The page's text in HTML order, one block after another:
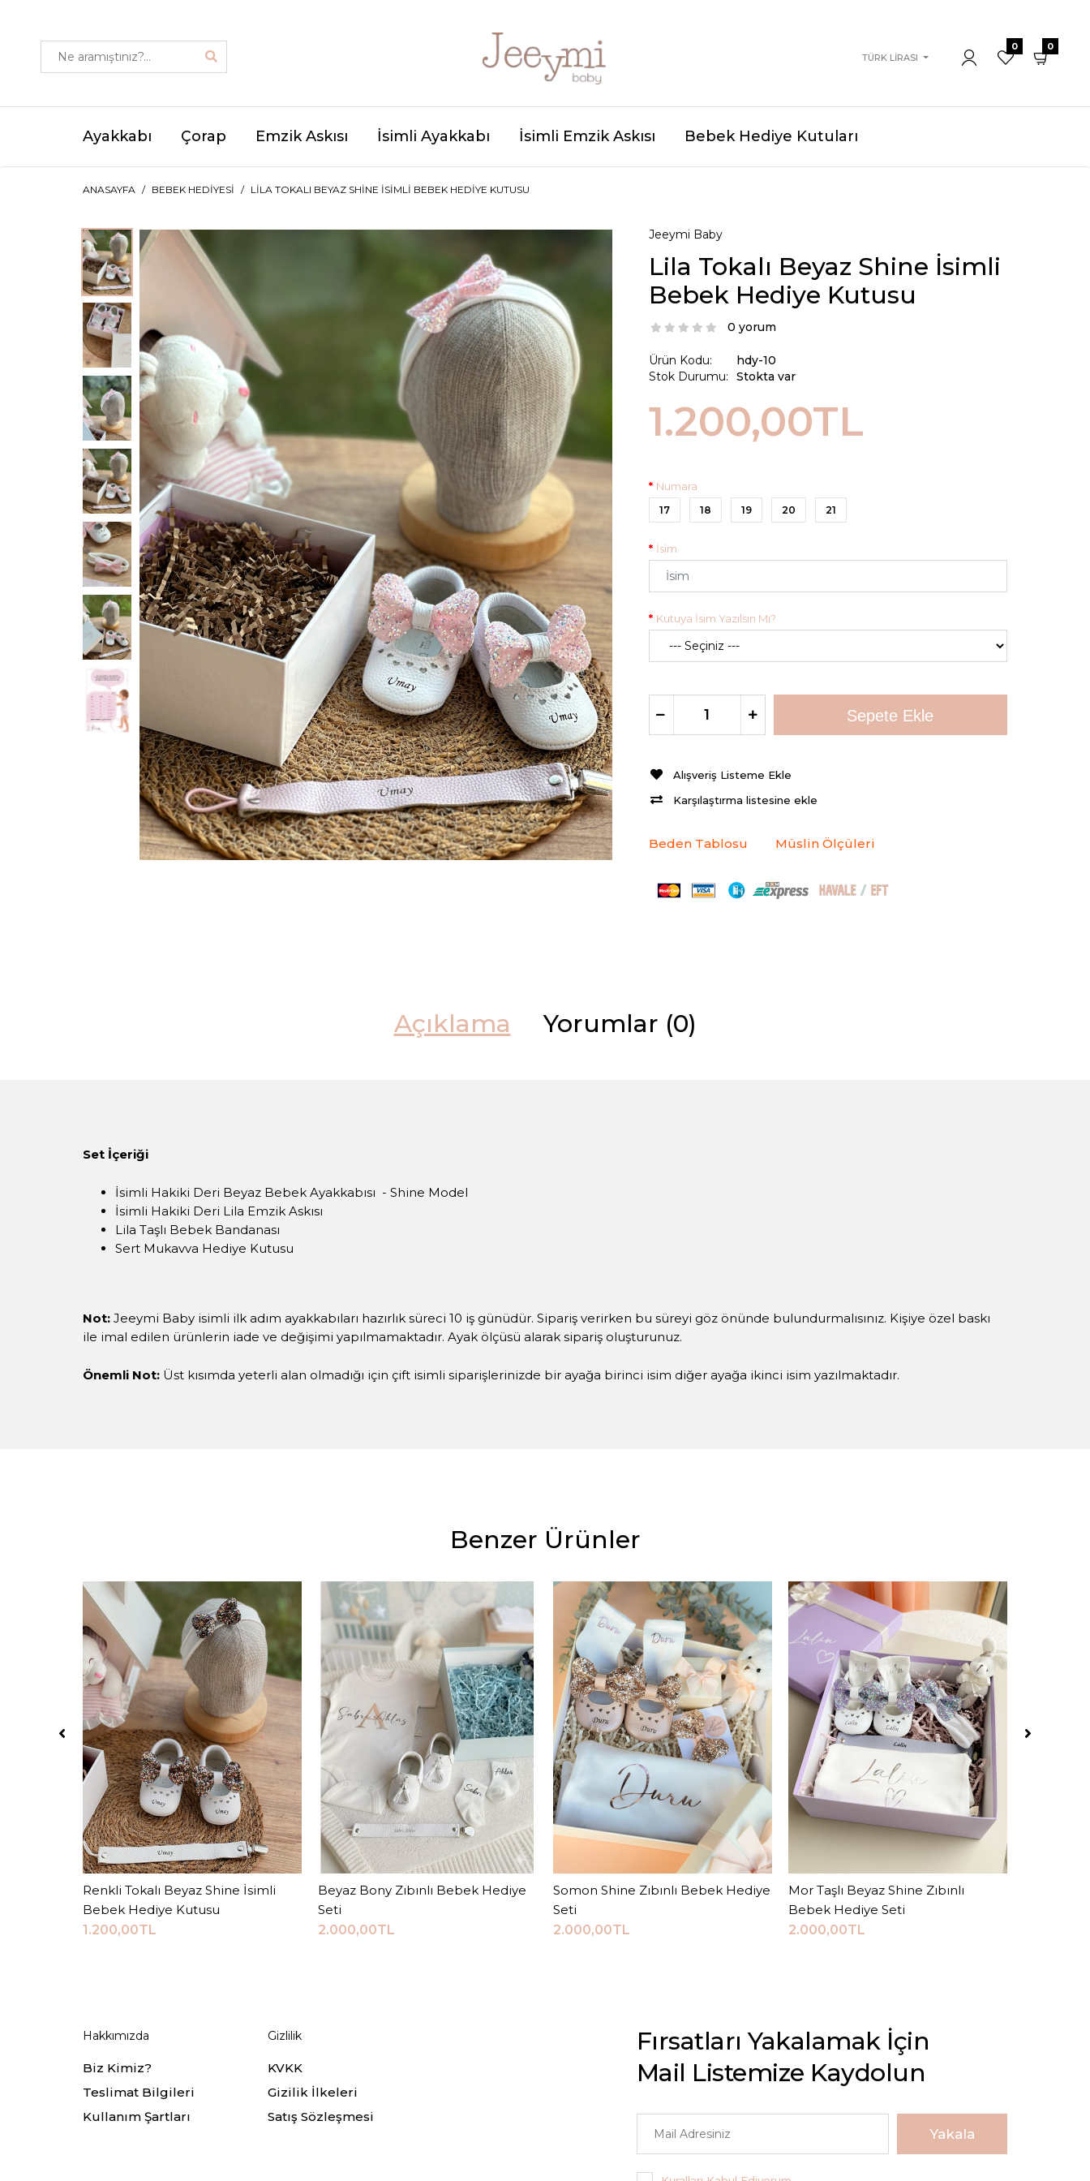
TÜRK LIRASI
0 0
Ayakkabı Çorap Emzik Askısı İsimli Ayakkabı İsimli Emzik Askısı Bebek Hediye Kutuları
ANASAYFA BEBEK HEDIYESI LILA TOKALI BEYAZ SHINE İSIMLI BEBEK HEDIYE KUTUSU
Jeeymi Baby
Lila Tokalı Beyaz Shine İsimli
Bebek Hediye Kutusu
0 yorum
Ürün Kodu:
Stok Durumu:
hdy-10
Stokta var
1.200,00TL
Numara
17 18 19 20 21
İsim
Kutuya İsim Yazılsın Mı?
Alışveriş Listeme Ekle
Karşılaştırma listesine ekle
Beden Tablosu Müslin Ölçüleri
Açıklama Yorumlar (0)
Set İçeriği
İsimli Hakiki Deri Beyaz Bebek Ayakkabısı - Shine Model
İsimli Hakiki Deri Lila Emzik Askısı
Lila Taşlı Bebek Bandanası
Sert Mukavva Hediye Kutusu
Not: Jeeymi Baby isimli ilk adım ayakkabıları hazırlık süreci 10 iş günüdür. Sipariş verirken bu süreyi göz önünde bulundurmalısınız. Kişiye özel baskı
ile imal edilen ürünlerin iade ve değişimi yapılmamaktadır. Ayak ölçüsü alarak sipariş oluşturunuz.
Önemli Not: Üst kısımda yeterli alan olmadığı için çift isimli siparişlerinizde bir ayağa birinci isim diğer ayağa ikinci isim yazılmaktadır.
Benzer Ürünler
Sepete Ekle
Renkli Tokalı Beyaz Shine İsimli
Bebek Hediye Kutusu
1.200,00TL
Sepete Ekle
Beyaz Bony Zıbınlı Bebek Hediye
Seti
2.000,00TL
Sepete Ekle
Somon Shine Zıbınlı Bebek Hediye
Seti
2.000,00TL
Sepete Ekle
Mor Taşlı Beyaz Shine Zıbınlı
Bebek Hediye Seti
2.000,00TL
Hakkımızda
Biz Kimiz?
Teslimat Bilgileri
Kullanım Şartları
Gizlilik
KVKK
Gizilik İlkeleri
Satış Sözleşmesi
Fırsatları Yakalamak İçin
Mail Listemize Kaydolun
Yakala